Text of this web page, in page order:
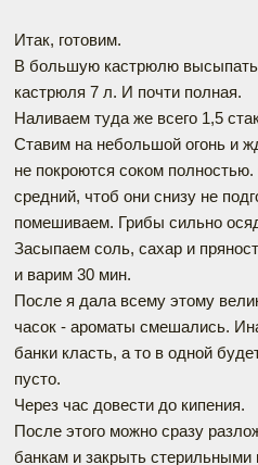
Итак, готовим.
В большую кастрюлю высыпать
кастрюля 7 л. И почти полная.
Наливаем туда же всего 1,5
Ставим на небольшой огонь и
не покроются соком
средний, чтоб они снизу не
помешиваем. Грибы сильно
Засыпаем соль, сахар и
и варим 30 мин.
После я дала всему этому
часок - ароматы смешались.
банки класть, а то в одной
пусто.
Через час довести до кипения.
После этого можно сразу
банкам и закрыть